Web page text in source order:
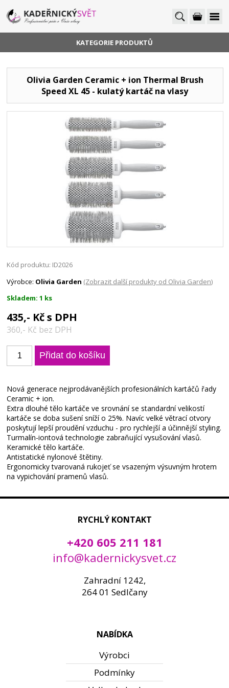
KATEGORIE PRODUKTŮ
Olivia Garden Ceramic + ion Thermal Brush
Speed XL 45 - kulatý kartáč na vlasy
Kód produktu: ID2026
Výrobce: Olivia Garden (Zobrazit další produkty od Olivia Garden)
Skladem: 1 ks
435,- Kč s DPH
360,- Kč bez DPH
Nová generace nejprodávanějších profesionálních kartáčů řady
Ceramic + ion.
Extra dlouhé tělo kartáče ve srovnání se standardní velikostí
kartáče se doba sušení sníží o 25%. Navíc velké větrací otvory
poskytují lepší proudění vzduchu - pro rychlejší a účinnější styling.
Turmalín-iontová technologie zabraňující vysušování vlasů.
Keramické tělo kartáče.
Antistatické nylonové štětiny.
Ergonomicky tvarovaná rukojeť se vsazeným výsuvným hrotem
na vypichování pramenů vlasů.
RYCHLÝ KONTAKT
+420 605 211 181
info@kadernickysvet.cz
Zahradní 1242,
264 01 Sedlčany
NABÍDKA
Výrobci
Podmínky